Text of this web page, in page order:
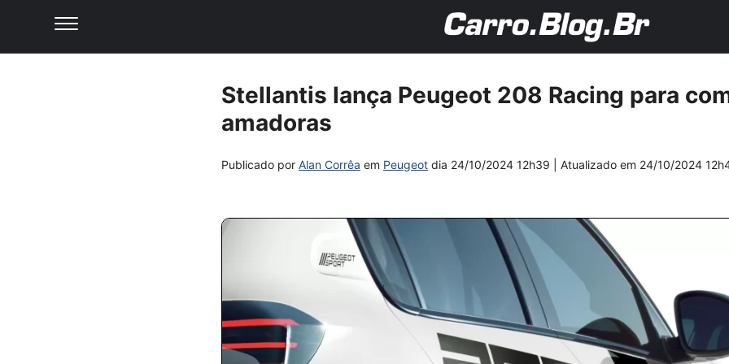
Stellantis lança Peugeot 208 Racing para
amadoras
Publicado por Alan Corrêa em Peugeot dia 24/10/2024 12h39 | Atualizado em 24/10/2024